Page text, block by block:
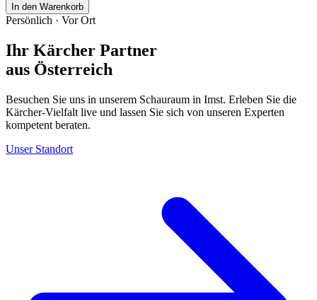
In den Warenkorb
Persönlich · Vor Ort
Ihr Kärcher Partner
aus Österreich
Besuchen Sie uns in unserem Schauraum in Imst. Erleben Sie die
Kärcher-Vielfalt live und lassen Sie sich von unseren Experten
kompetent beraten.
Unser Standort